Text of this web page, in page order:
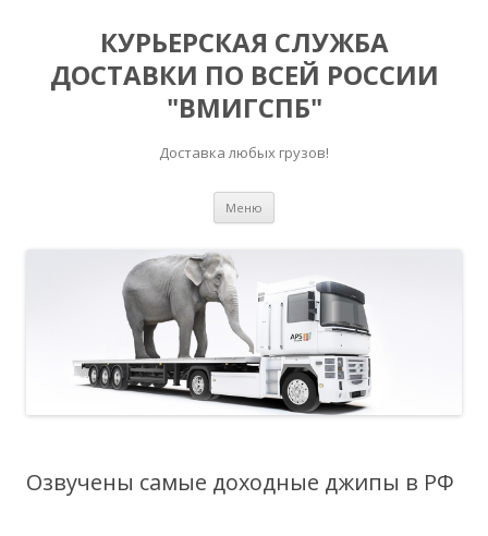
КУРЬЕРСКАЯ СЛУЖБА
ДОСТАВКИ ПО ВСЕЙ РОССИИ
"ВМИГСПБ"
Доставка любых грузов!
Меню
Озвучены самые доходные джипы в РФ